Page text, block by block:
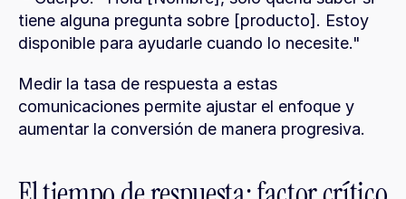
tiene alguna pregunta sobre [producto]. Estoy
disponible para ayudarle cuando lo necesite."
Medir la tasa de respuesta a estas
comunicaciones permite ajustar el enfoque y
aumentar la conversión de manera progresiva.